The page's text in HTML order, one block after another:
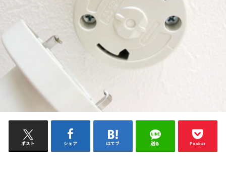
ポスト シェア はてブ 送る Pocket